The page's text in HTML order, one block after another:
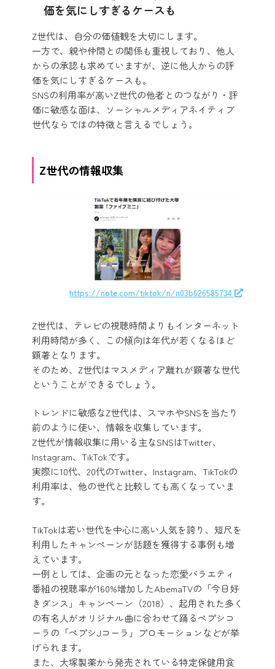
価を気にしすぎるケースも
Z世代は、自分の価値観を大切にします。
一方で、親や仲間との関係も重視しており、他人
からの承認も求めていますが、逆に他人からの評
価を気にしすぎるケースも。
SNSの利用率が高いZ世代の他者とのつながり・評
価に敏感な面は、ソーシャルメディアネイティブ
世代ならではの特徴と言えるでしょう。
Z世代の情報収集
https://note.com/tiktok/n/n03b626585734
Z世代は、テレビの視聴時間よりもインターネット
利用時間が多く、この傾向は年代が若くなるほど
顕著となります。
そのため、Z世代はマスメディア離れが顕著な世代
ということができるでしょう。
トレンドに敏感なZ世代は、スマホやSNSを当たり
前のように使い、情報を収集しています。
Z世代が情報収集に用いる主なSNSはTwitter、
Instagram、TikTokです。
実際に10代、20代のTwitter、Instagram、TikTokの
利用率は、他の世代と比較しても高くなっていま
す。
TikTokは若い世代を中心に高い人気を誇り、短尺を
利用したキャンペーンが話題を獲得する事例も増
えています。
一例としては、企画の元となった恋愛バラエティ
番組の視聴率が160%増加したAbemaTVの「今日好
きダンス」キャンペーン（2018）、起用された多く
の有名人がオリジナル曲に合わせて踊るペプシコ
ーラの「ペプシJコーラ」プロモーションなどが挙
げられます。
また、大塚製薬から発売されている特定保健用食